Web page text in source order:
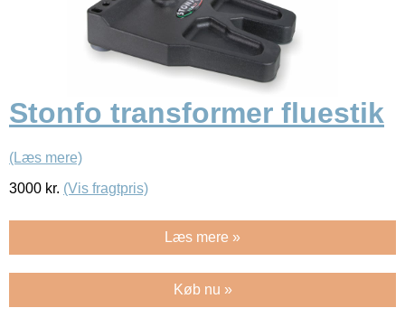
Stonfo transformer fluestik
(Læs mere)
3000 kr. (Vis fragtpris)
Læs mere »
Køb nu »